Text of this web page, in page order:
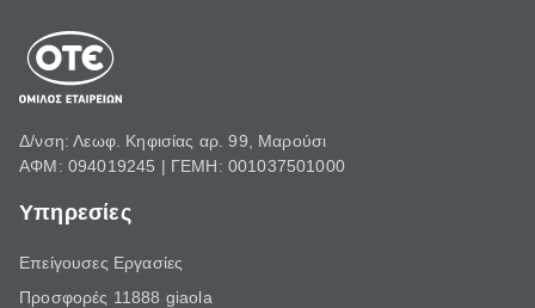
Δ/νση: Λεωφ. Κηφισίας αρ. 99, Μαρούσι
ΑΦΜ: 094019245 | ΓΕΜΗ: 001037501000
Υπηρεσίες
Επείγουσες Εργασίες
Προσφορές 11888 giaola